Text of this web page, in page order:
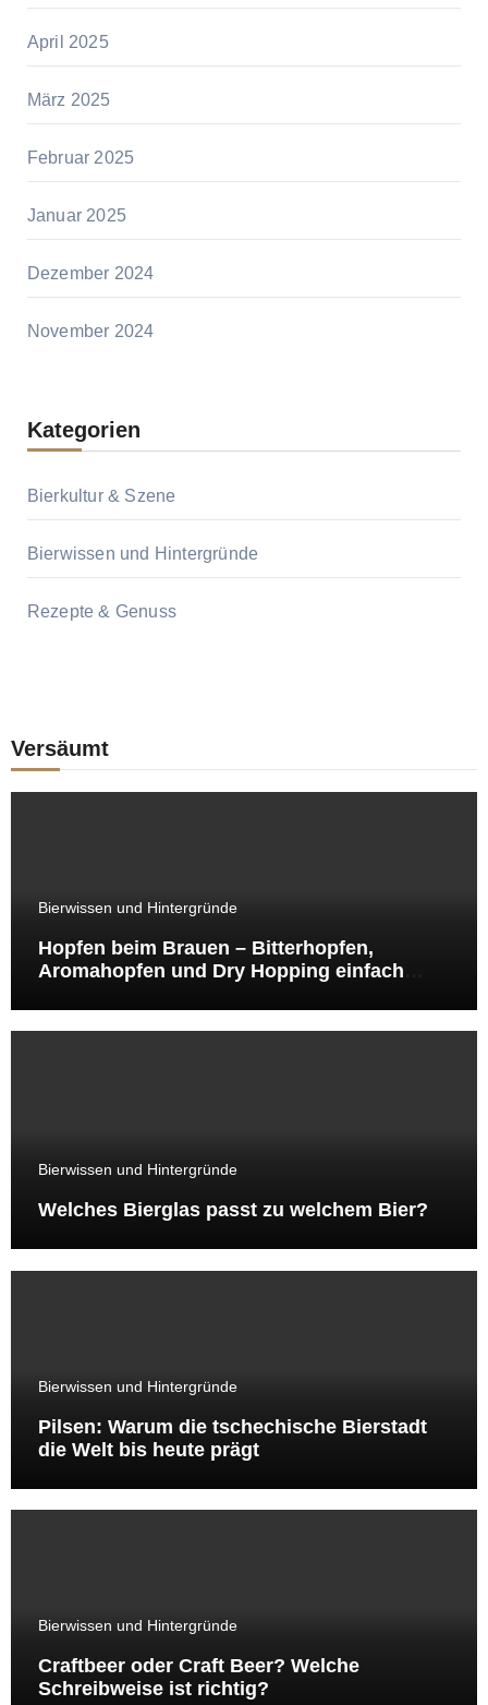
April 2025
März 2025
Februar 2025
Januar 2025
Dezember 2024
November 2024
Kategorien
Bierkultur & Szene
Bierwissen und Hintergründe
Rezepte & Genuss
Versäumt
Bierwissen und Hintergründe
Hopfen beim Brauen – Bitterhopfen,
Aromahopfen und Dry Hopping einfach
Bierwissen und Hintergründe
Welches Bierglas passt zu welchem Bier?
Bierwissen und Hintergründe
Pilsen: Warum die tschechische Bierstadt
die Welt bis heute prägt
Bierwissen und Hintergründe
Craftbeer oder Craft Beer? Welche
Schreibweise ist richtig?